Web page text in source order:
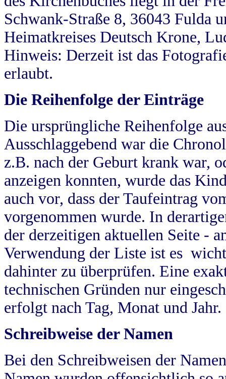
Schwank-Straße 8, 36043 Fulda
Heimatkreises Deutsch Krone,
Hinweis: Derzeit ist das
erlaubt.
Die Reihenfolge der Einträge
Die ursprüngliche Reihenfolge
Ausschlaggebend war die
z.B. nach der Geburt krank war,
anzeigen konnten, wurde das
auch vor, dass der Taufeintrag
vorgenommen wurde. In
der derzeitigen aktuellen Seite -
Verwendung der Liste ist es
dahinter zu überprüfen. Eine
technischen Gründen nur
erfolgt nach Tag, Monat und Jahr.
Schreibweise der Namen
Bei den Schreibweisen der